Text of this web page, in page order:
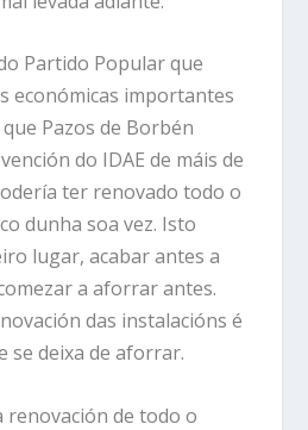
Partido Popular que
económicas importantes
Pazos de Borbén
do IDAE de máis de
ter renovado todo o
dunha soa vez. Isto
lugar, acabar antes a
a aforrar antes.
das instalacións é
se deixa de aforrar.
renovación de todo o